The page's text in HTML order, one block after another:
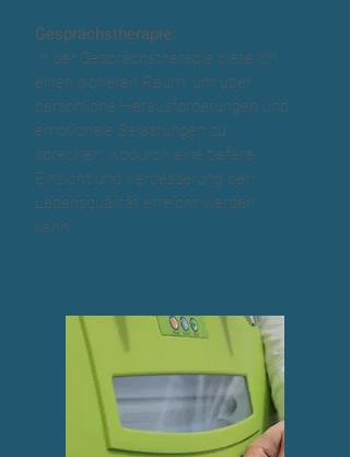
Gesprächstherapie:
In der Gesprächstherapie biete ich
einen sicheren Raum, um über
persönliche Herausforderungen und
emotionale Belastungen zu
sprechen, wodurch eine tiefere
Einsicht und Verbesserung der
Lebensqualität erreicht werden
kann.